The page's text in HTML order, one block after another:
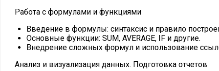
Работа с формулами и функциями
Введение в формулы: синтаксис и правило
Основные функции: SUM, AVERAGE, IF и другие.
Внедрение сложных формул и использование
Анализ и визуализация данных. Подготовка отчетов